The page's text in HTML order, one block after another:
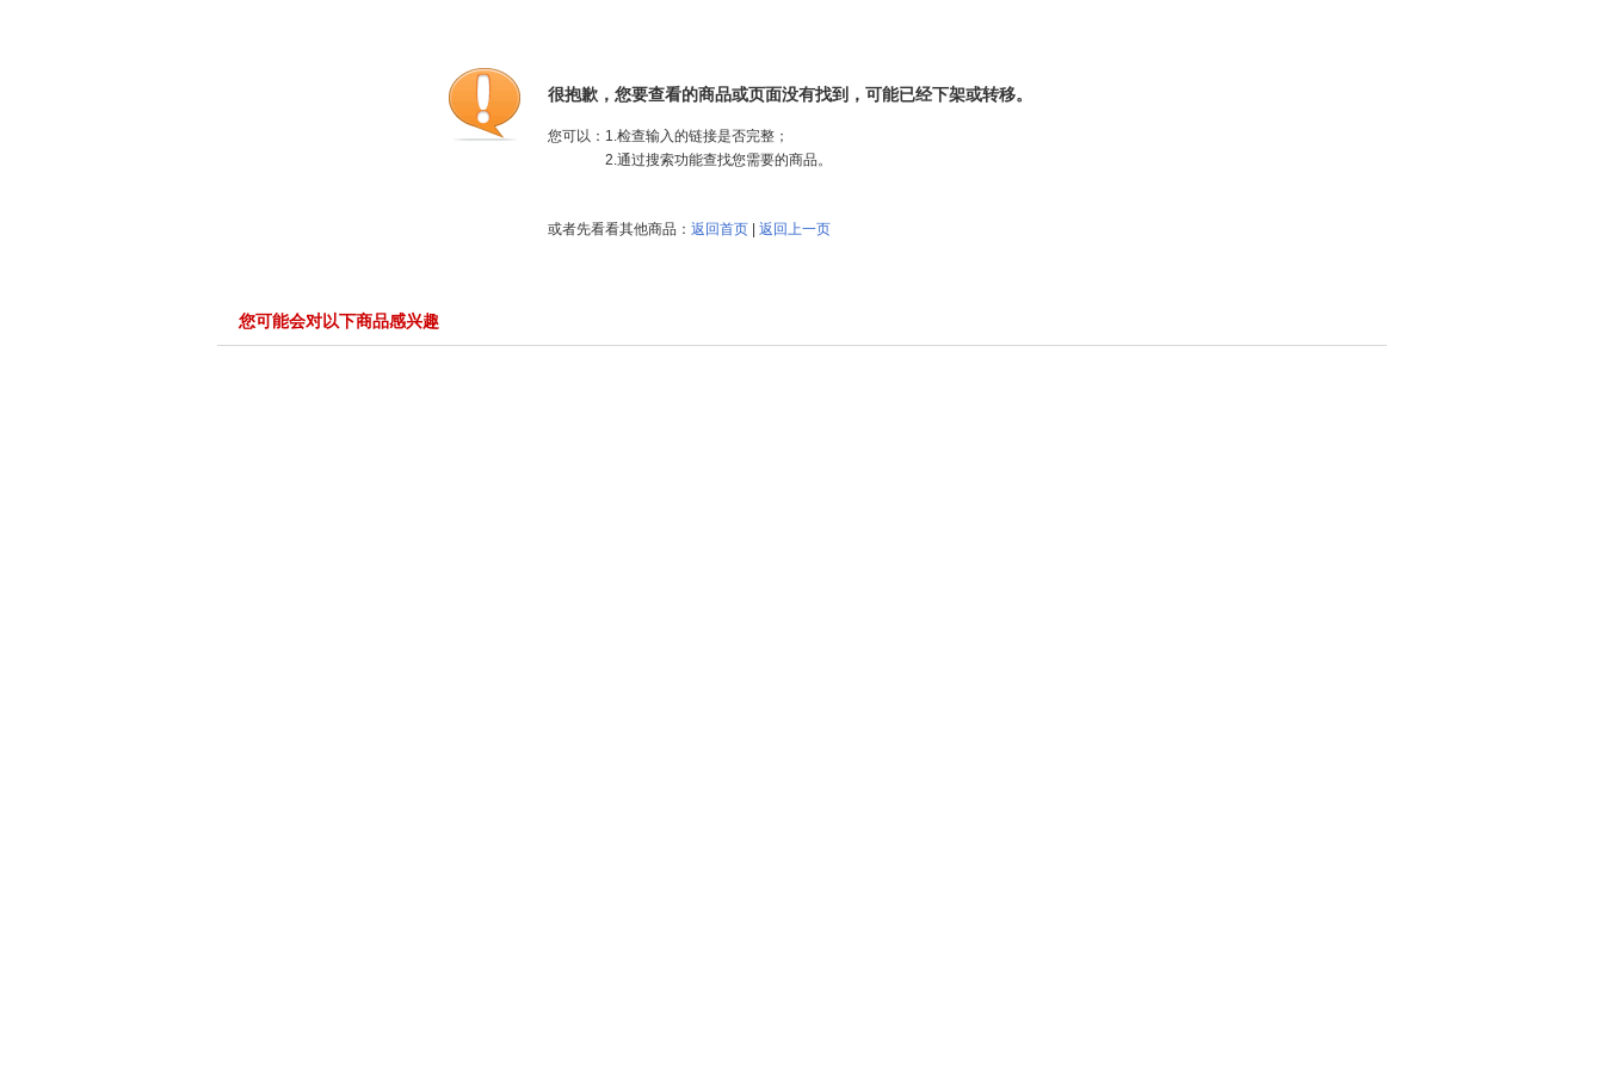
很抱歉，您要查看的商品或页面没有找到，可能已经下架或转移。
您可以： 1.检查输入的链接是否完整；
2.通过搜索功能查找您需要的商品。
或者先看看其他商品： 返回首页 返回上一页
您可能会对以下商品感兴趣